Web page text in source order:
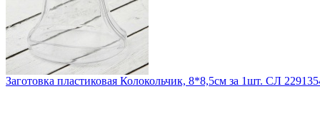
Заготовка пластиковая Колокольчик, 8*8,5см за 1шт. СЛ